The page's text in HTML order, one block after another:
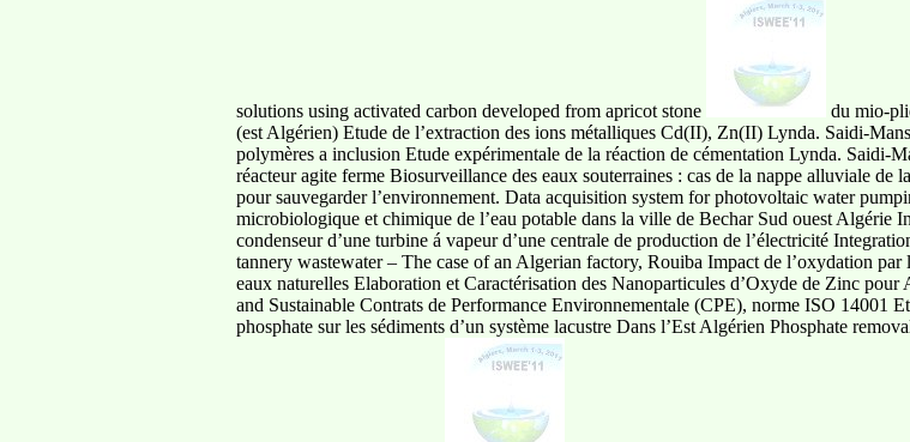
solutions using activated carbon developed from apricot stone
du mio-
(est Algérien) Etude de l’extraction des ions métalliques Cd(II), Zn(II) Lynda. Saidi-
polymères a inclusion Etude expérimentale de la réaction de cémentation Lynda. Saidi-
réacteur agite ferme Biosurveillance des eaux souterraines : cas de la nappe alluviale
pour sauvegarder l’environnement. Data acquisition system for photovoltaic water
microbiologique et chimique de l’eau potable dans la ville de Bechar Sud ouest Algérie
condenseur d’une turbine á vapeur d’une centrale de production de l’électricité
tannery wastewater – The case of an Algerian factory, Rouiba Impact de l’oxydation par
eaux naturelles Elaboration et Caractérisation des Nanoparticules d’Oxyde de Zinc
and Sustainable Contrats de Performance Environnementale (CPE), norme ISO 14001
phosphate sur les sédiments d’un système lacustre Dans l’Est Algérien Phosphate